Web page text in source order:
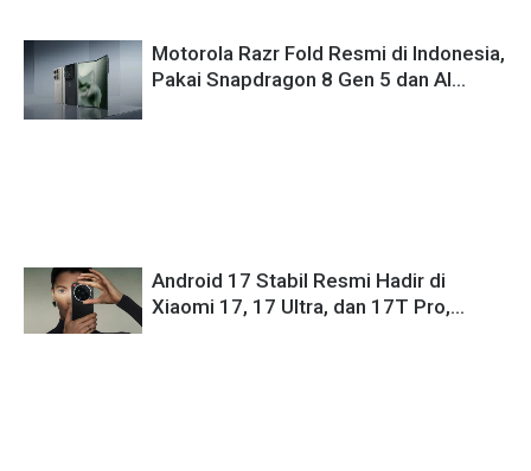
Motorola Razr Fold Resmi di Indonesia,
Pakai Snapdragon 8 Gen 5 dan AI
Android 17 Stabil Resmi Hadir di
Xiaomi 17, 17 Ultra, dan 17T Pro,